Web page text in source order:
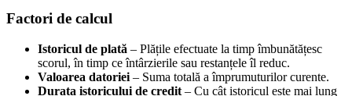
Factori de calcul
Istoricul de plată – Plățile efectuate la timp îmbunătățesc
scorul, în timp ce întârzierile sau restanțele îl reduc.
Valoarea datoriei – Suma totală a împrumuturilor curente.
Durata istoricului de credit – Cu cât istoricul este mai lung